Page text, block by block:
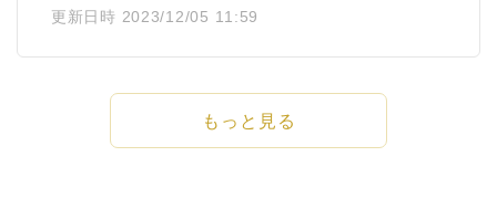
更新日時 2023/12/05 11:59
もっと見る